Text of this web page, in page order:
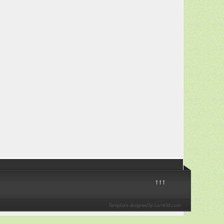
↑↑↑
Template designed by LernVid.com